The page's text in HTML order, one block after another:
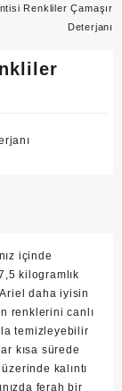
Renkliler Çamaşır
Deterjanı
içinde
kilogramlık
daha iyisin
renklerini canlı
temizleyebilir
kısa sürede
kalıntı
ferah bir